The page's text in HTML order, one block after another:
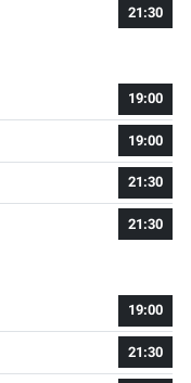
21:30
19:00
19:00
21:30
21:30
19:00
21:30